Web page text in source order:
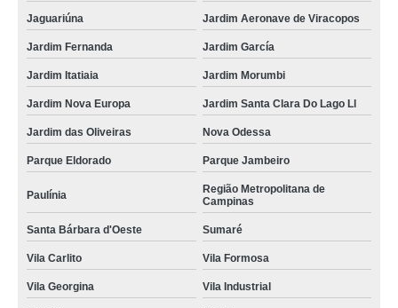
Jaguariúna Jardim Aeronave de Viracopos
Jardim Fernanda Jardim García
Jardim Itatiaia Jardim Morumbi
Jardim Nova Europa Jardim Santa Clara Do Lago Ll
Jardim das Oliveiras Nova Odessa
Parque Eldorado Parque Jambeiro
Paulínia
Região Metropolitana de
Campinas
Santa Bárbara d'Oeste Sumaré
Vila Carlito Vila Formosa
Vila Georgina Vila Industrial